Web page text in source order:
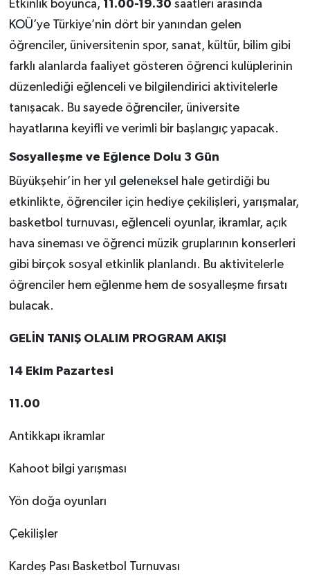
Etkinlik boyunca, 11.00-19.30 saatleri arasında
KOÜ’ye Türkiye’nin dört bir yanından gelen
öğrenciler, üniversitenin spor, sanat, kültür, bilim gibi
farklı alanlarda faaliyet gösteren öğrenci kulüplerinin
düzenlediği eğlenceli ve bilgilendirici aktivitelerle
tanışacak. Bu sayede öğrenciler, üniversite
hayatlarına keyifli ve verimli bir başlangıç yapacak.
Sosyalleşme ve Eğlence Dolu 3 Gün
Büyükşehir’in her yıl geleneksel hale getirdiği bu
etkinlikte, öğrenciler için hediye çekilişleri, yarışmalar,
basketbol turnuvası, eğlenceli oyunlar, ikramlar, açık
hava sineması ve öğrenci müzik gruplarının konserleri
gibi birçok sosyal etkinlik planlandı. Bu aktivitelerle
öğrenciler hem eğlenme hem de sosyalleşme fırsatı
bulacak.
GELİN TANIŞ OLALIM PROGRAM AKIŞI
14 Ekim Pazartesi
11.00
Antikkapı ikramlar
Kahoot bilgi yarışması
Yön doğa oyunları
Çekilişler
Kardeş Pası Basketbol Turnuvası